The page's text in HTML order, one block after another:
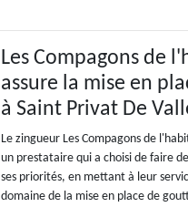
Les Compagons de
assure la mise en
à Saint Privat De
Le zingueur Les Compagons de
un prestataire qui a choisi de faire
ses priorités, en mettant à leur
domaine de la mise en place de